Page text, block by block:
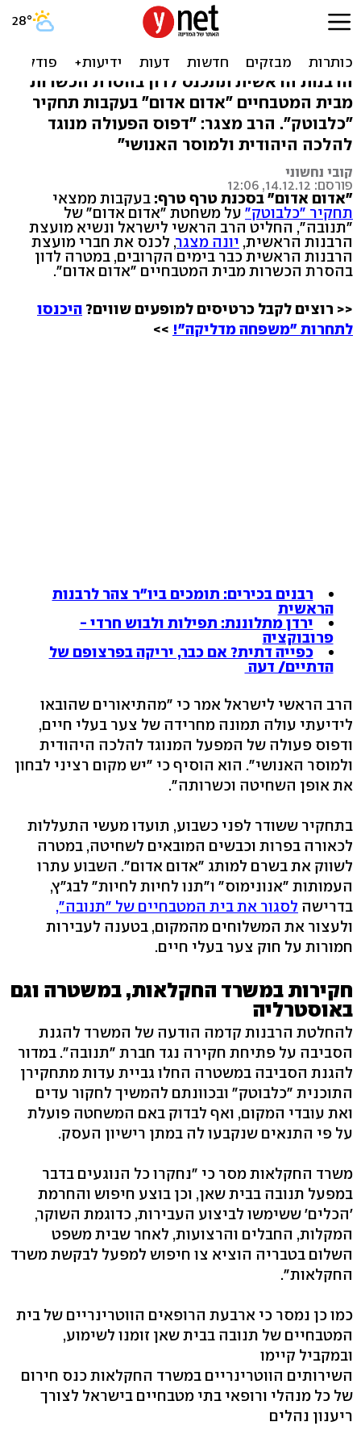
"אדום אדום": הרבנות בוחנת
הסרת הכשרות
הרבנות הראשית תתכנס לדון בהסרת הכשרות
מבית המטבחיים "אדום אדום" בעקבות תחקיר
"כלבוטק". הרב מצגר: "דפוס הפעולה מנוגד
להלכה היהודית ולמוסר האנושי"
קובי נחשוני
פורסם: 14.12.12, 12:06
"אדום אדום" בסכנת טרף טרף: בעקבות ממצאי
תחקיר "כלבוטק" על משחטת "אדום אדום" של
"תנובה", החליט הרב הראשי לישראל ונשיא מועצת
הרבנות הראשית, יונה מצגר, לכנס את חברי מועצת
הרבנות הראשית כבר בימים הקרובים, במטרה לדון
בהסרת הכשרות מבית המטבחיים ״אדום אדום״.
<< רוצים לקבל כרטיסים למופעים שווים? היכנסו
לתחרות "משפחה מדליקה"! >>
רבנים בכירים: תומכים ביו"ר צהר לרבנות
הראשית
ירדן מתלוננת: תפילות ולבוש חרדי -
פרובוקציה
כפייה דתית? אם כבר, יריקה בפרצופם של
הדתיים/ דעה
הרב הראשי לישראל אמר כי ״מהתיאורים שהובאו
לידיעתי עולה תמונה מחרידה של צער בעלי חיים,
ודפוס פעולה של המפעל המנוגד להלכה היהודית
ולמוסר האנושי". הוא הוסיף כי "יש מקום רציני לבחון
את אופן השחיטה וכשרותה״.
בתחקיר ששודר לפני כשבוע, תועדו מעשי התעללות
לכאורה בפרות וכבשים המובאים לשחיטה, במטרה
לשווק את בשרם למותג "אדום אדום". השבוע עתרו
העמותות "אנונימוס" ו"תנו לחיות לחיות" לבג"ץ,
בדרישה לסגור את בית המטבחיים של "תנובה",
ולעצור את המשלוחים מהמקום, בטענה לעבירות
חמורות על חוק צער בעלי חיים.
חקירות במשרד החקלאות, במשטרה וגם
באוסטרליה
להחלטת הרבנות קדמה הודעה של המשרד להגנת
הסביבה על פתיחת חקירה נגד חברת "תנובה". במדור
להגנת הסביבה במשטרה החלו גביית עדות מתחקירן
התוכנית "כלבוטק" ובכוונתם להמשיך לחקור עדים
ואת עובדי המקום, ואף לבדוק באם המשחטה פועלת
על פי התנאים שנקבעו לה במתן רישיון העסק.
משרד החקלאות מסר כי "נחקרו כל הנוגעים בדבר
במפעל תנובה בבית שאן, וכן בוצע חיפוש והחרמת
'הכלים' ששימשו לביצוע העבירות, כדוגמת השוקר,
המקלות, החבלים והרצועות, לאחר שבית משפט
השלום בטבריה הוציא צו חיפוש למפעל לבקשת משרד
החקלאות".
כמו כן נמסר כי ארבעת הרופאים הווטרינריים של בית
המטבחיים של תנובה בבית שאן זומנו לשימוע,
ובמקביל קיימו
השירותים הווטרינריים במשרד החקלאות כנס חירום
של כל מנהלי ורופאי בתי מטבחיים בישראל לצורך
ריענון נהלים